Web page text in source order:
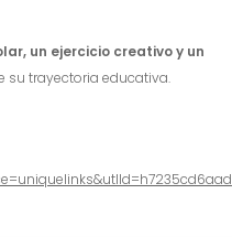
un ejercicio creativo y un
su trayectoria educativa.